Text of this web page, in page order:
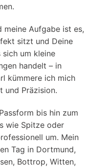
Aufgabe ist es,
sitzt und Deine
um kleine
handelt – in
kümmere ich mich
und Präzision.
bis hin zum
wie Spitze oder
um. Mein
Tag in Dortmund,
Bottrop, Witten,